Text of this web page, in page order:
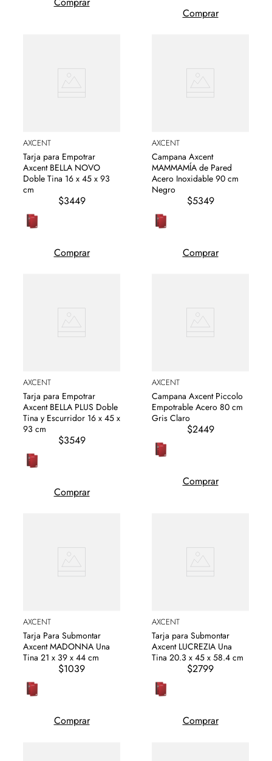
Comprar
AXCENT
Tarja para Empotrar
Axcent BELLA NOVO
Doble Tina 16 x 45 x 93
cm
$3449
Comprar
AXCENT
Campana Axcent
MAMMAMÍA de Pared
Acero Inoxidable 90 cm
Negro
$5349
Comprar
AXCENT
Tarja para Empotrar
Axcent BELLA PLUS Doble
Tina y Escurridor 16 x 45 x
93 cm
$3549
Comprar
AXCENT
Campana Axcent Piccolo
Empotrable Acero 80 cm
Gris Claro
$2449
Comprar
AXCENT
Tarja Para Submontar
Axcent MADONNA Una
Tina 21 x 39 x 44 cm
$1039
Comprar
AXCENT
Tarja para Submontar
Axcent LUCREZIA Una
Tina 20.3 x 45 x 58.4 cm
$2799
Comprar